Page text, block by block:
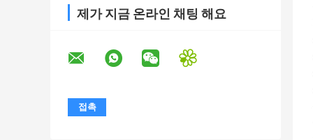
제가 지금 온라인 채팅 해요